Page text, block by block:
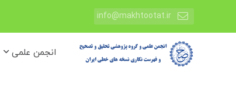
info@makhtootat.ir
انجمن علمی